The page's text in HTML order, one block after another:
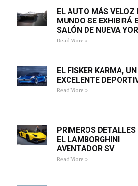
EL AUTO MÁS VELOZ
MUNDO SE EXHIBIRÁ
SALÓN DE NUEVA
Read More »
EL FISKER KARMA, UN
EXCELENTE
Read More »
PRIMEROS DETALLES
EL LAMBORGHINI
AVENTADOR SV
Read More »